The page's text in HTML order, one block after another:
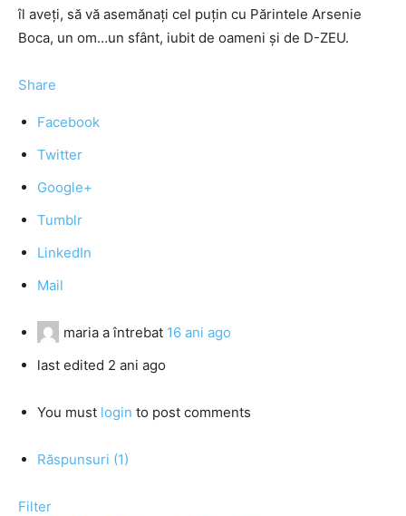
îl aveți, să vă asemănați cel puțin cu Părintele Arsenie
Boca, un om…un sfânt, iubit de oameni și de D-ZEU.
Share
Facebook
Twitter
Google+
Tumblr
LinkedIn
Mail
maria a întrebat 16 ani ago
last edited 2 ani ago
You must login to post comments
Răspunsuri (1)
Filter